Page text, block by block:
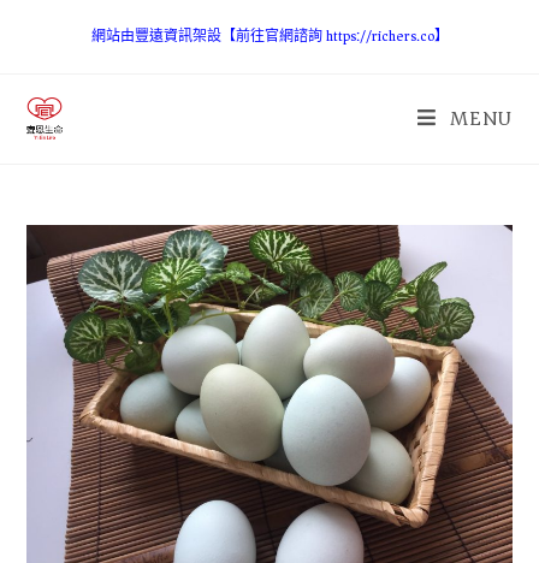
網站由豐遠資訊架設【前往官網諮詢 https://richers.co】
MENU